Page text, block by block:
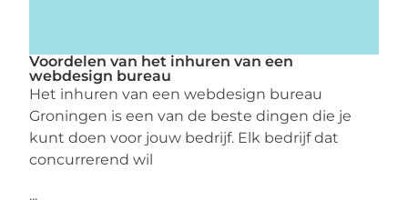
Voordelen van het inhuren van een
webdesign bureau
Het inhuren van een webdesign bureau
Groningen is een van de beste dingen die je
kunt doen voor jouw bedrijf. Elk bedrijf dat
concurrerend wil
...